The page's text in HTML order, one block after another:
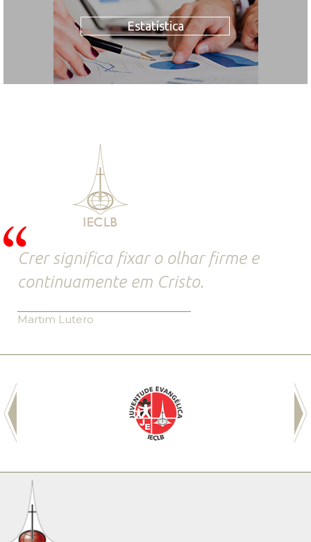
Estatística
Crer significa fixar o olhar firme e
continuamente em Cristo.
Martim Lutero